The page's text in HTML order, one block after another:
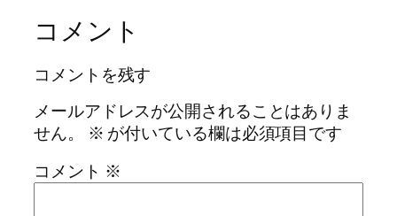
コメント
コメントを残す
メールアドレスが公開されることはありま
せん。
※ が付いている欄は必須項目です
コメント ※